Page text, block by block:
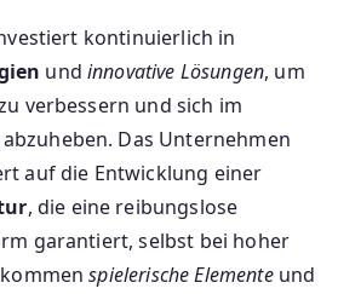
kontinuierlich in
undinnovative Lösungen, um
verbessern und sich im
Das Unternehmen
auf die Entwicklung einer
, die eine reibungslose
garantiert, selbst bei hoher
spielerische Elementeund